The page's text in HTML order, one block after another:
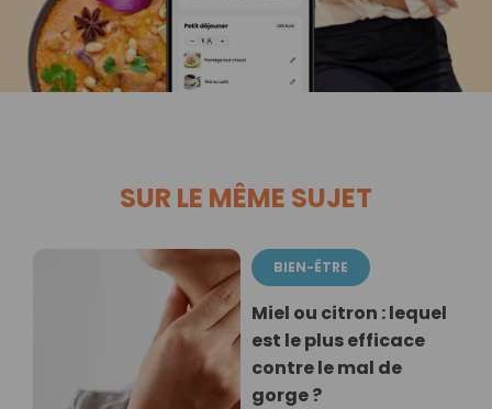
SUR LE MÊME SUJET
BIEN-ÊTRE
Miel ou citron : lequel
est le plus efficace
contre le mal de
gorge ?